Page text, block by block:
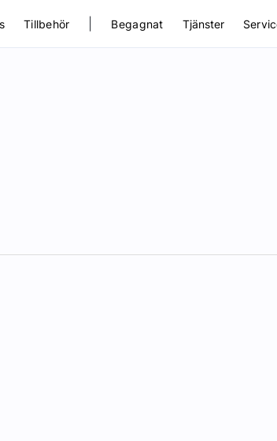
Tillbehör Begagnat Tjänster